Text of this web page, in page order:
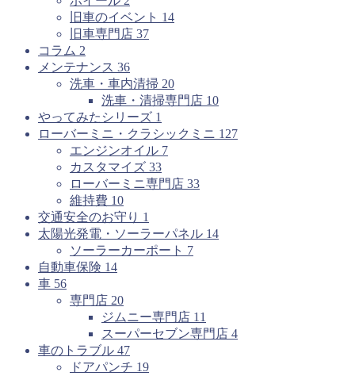
旧車のイベント 14
旧車専門店 37
コラム 2
メンテナンス 36
洗車・車内清掃 20
洗車・清掃専門店 10
やってみたシリーズ 1
ローバーミニ・クラシックミニ 127
エンジンオイル 7
カスタマイズ 33
ローバーミニ専門店 33
維持費 10
交通安全のお守り 1
太陽光発電・ソーラーパネル 14
ソーラーカーポート 7
自動車保険 14
車 56
専門店 20
ジムニー専門店 11
スーパーセブン専門店 4
車のトラブル 47
ドアパンチ 19